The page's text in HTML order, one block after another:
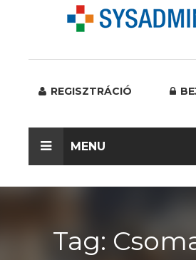
REGISZTRÁCIÓ
MENU
Tag: